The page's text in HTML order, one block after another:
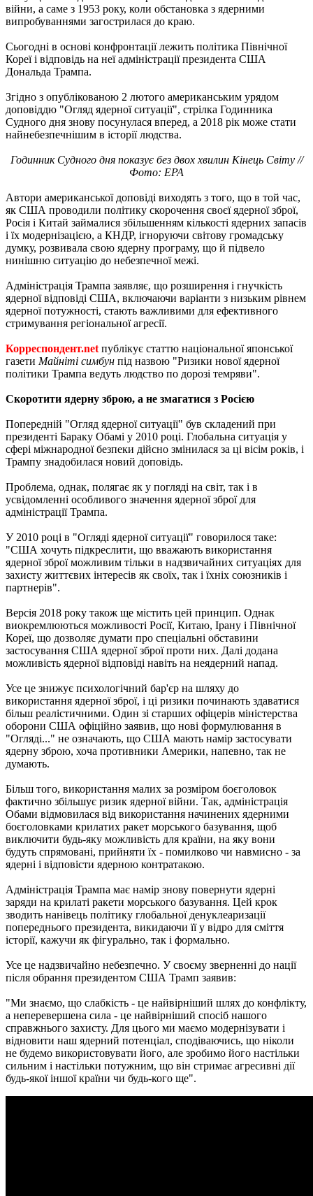
війни, а саме з 1953 року, коли обстановка з ядерними
випробуваннями загострилася до краю.
Сьогодні в основі конфронтації лежить політика Північної
Кореї і відповідь на неї адміністрації президента США
Дональда Трампа.
Згідно з опублікованою 2 лютого американським урядом
доповіддю "Огляд ядерної ситуації", стрілка Годинника
Судного дня знову посунулася вперед, а 2018 рік може стати
найнебезпечнішим в історії людства.
Годинник Судного дня показує без двох хвилин Кінець Світу //
Фото: EPA
Автори американської доповіді виходять з того, що в той час,
як США проводили політику скорочення своєї ядерної зброї,
Росія і Китай займалися збільшенням кількості ядерних запасів
і їх модернізацією, а КНДР, ігноруючи світову громадську
думку, розвивала свою ядерну програму, що й підвело
нинішню ситуацію до небезпечної межі.
Адміністрація Трампа заявляє, що розширення і гнучкість
ядерної відповіді США, включаючи варіанти з низьким рівнем
ядерної потужності, стають важливими для ефективного
стримування регіональної агресії.
Корреспондент.net публікує статтю національної японської
газети Майніті симбун під назвою "Ризики нової ядерної
політики Трампа ведуть людство по дорозі темряви".
Скоротити ядерну зброю, а не змагатися з Росією
Попередній "Огляд ядерної ситуації" був складений при
президенті Бараку Обамі у 2010 році. Глобальна ситуація у
сфері міжнародної безпеки дійсно змінилася за ці вісім років, і
Трампу знадобилася новий доповідь.
Проблема, однак, полягає як у погляді на світ, так і в
усвідомленні особливого значення ядерної зброї для
адміністрації Трампа.
У 2010 році в "Огляді ядерної ситуації" говорилося таке:
"США хочуть підкреслити, що вважають використання
ядерної зброї можливим тільки в надзвичайних ситуаціях для
захисту життєвих інтересів як своїх, так і їхніх союзників і
партнерів".
Версія 2018 року також ще містить цей принцип. Однак
виокремлюються можливості Росії, Китаю, Ірану і Північної
Кореї, що дозволяє думати про спеціальні обставини
застосування США ядерної зброї проти них. Далі додана
можливість ядерної відповіді навіть на неядерний напад.
Усе це знижує психологічний бар'єр на шляху до
використання ядерної зброї, і ці ризики починають здаватися
більш реалістичними. Один зі старших офіцерів міністерства
оборони США офіційно заявив, що нові формулювання в
"Огляді..." не означають, що США мають намір застосувати
ядерну зброю, хоча противники Америки, напевно, так не
думають.
Більш того, використання малих за розміром боєголовок
фактично збільшує ризик ядерної війни. Так, адміністрація
Обами відмовилася від використання начинених ядерними
боєголовками крилатих ракет морського базування, щоб
виключити будь-яку можливість для країни, на яку вони
будуть спрямовані, прийняти їх - помилково чи навмисно - за
ядерні і відповісти ядерною контратакою.
Адміністрація Трампа має намір знову повернути ядерні
заряди на крилаті ракети морського базування. Цей крок
зводить нанівець політику глобальної денуклеаризації
попереднього президента, викидаючи її у відро для сміття
історії, кажучи як фігурально, так і формально.
Усе це надзвичайно небезпечно. У своєму зверненні до нації
після обрання президентом США Трамп заявив:
"Ми знаємо, що слабкість - це найвірніший шлях до конфлікту,
а неперевершена сила - це найвірніший спосіб нашого
справжнього захисту. Для цього ми маємо модернізувати і
відновити наш ядерний потенціал, сподіваючись, що ніколи
не будемо використовувати його, але зробимо його настільки
сильним і настільки потужним, що він стримає агресивні дії
будь-якої іншої країни чи будь-кого ще".